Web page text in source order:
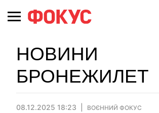
НОВИНИ
БРОНЕЖИЛЕТ
08.12.2025 18:23 ВОЄННИЙ ФОКУС